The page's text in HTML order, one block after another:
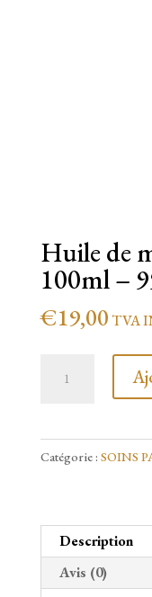
Huile de
100ml –
€19,00TVA
de
massage
99%
Bio
Catégorie : SOINS
Description
Avis (0)